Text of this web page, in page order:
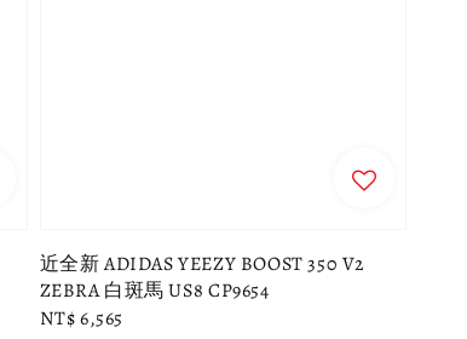
近全新 ADIDAS YEEZY BOOST 350 V2
ZEBRA 白斑馬 US8 CP9654
Regular
NT$ 6,565